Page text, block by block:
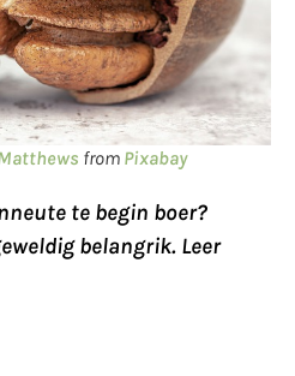
from Pixabay
te begin boer?
belangrik. Leer